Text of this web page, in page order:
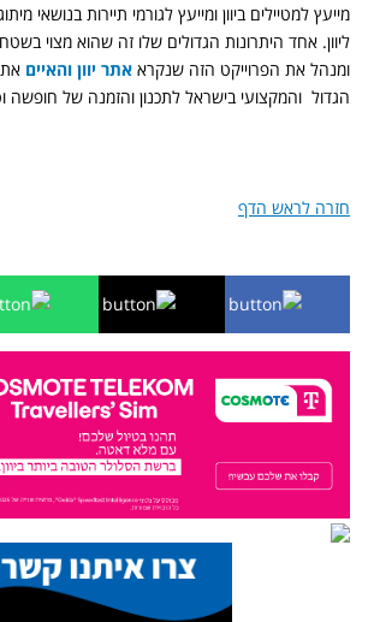
מייעץ למטיילים ביוון ומייעץ לגורמי תיירות בנושאי
ליוון. אחד היתרונות הגדולים שלו זה שהוא מצוי
ומנהל את הפרוייקט הזה שנקרא אתר יוון והאיים
הגדול והמקצועי בישראל לתכנון והזמנה של חופשה
חזרה לראש הדף